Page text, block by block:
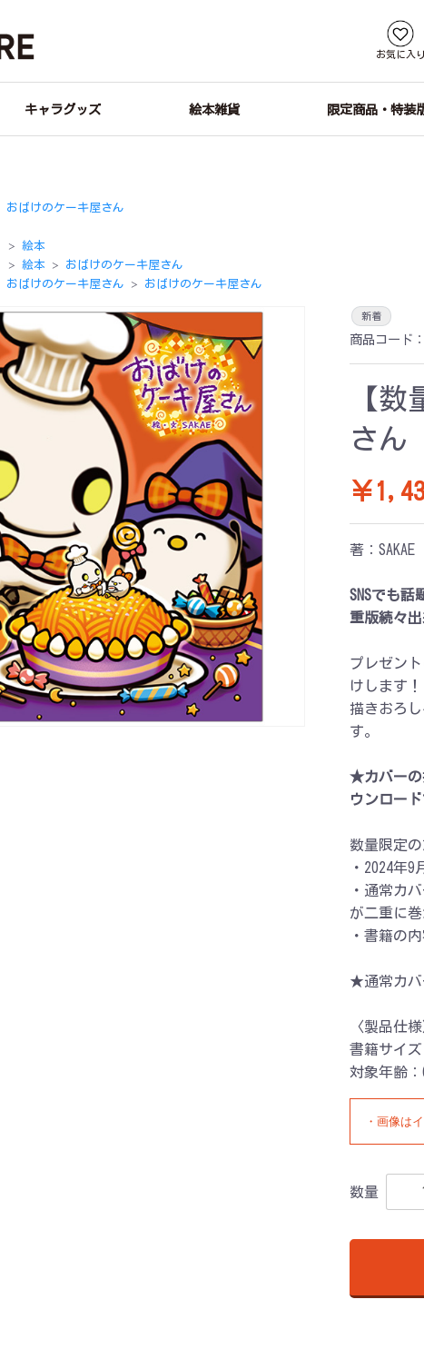
お気に入り
キャラグッズ 絵本雑貨 限定商品・特装
おばけのケーキ屋さん
＞ 絵本
＞ 絵本 ＞ おばけのケーキ屋さん
おばけのケーキ屋さん ＞ おばけのケーキ屋さん
新着
商品コード
【
さん
￥
著：SAKAE
SNSでも話
重版続々
プレゼン
けします！
描きおろ
す。
★カバーの
ウンロー
数量限定
・2024年9
・通常カ
が二重に
・書籍の
★通常カバ
〈製品仕様
書籍サイズ
対象年齢：
・画像は
数量